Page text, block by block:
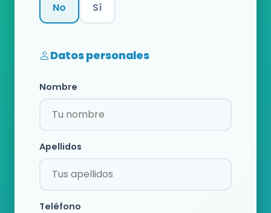
No Sí
Datos personales
Nombre
Apellidos
Teléfono